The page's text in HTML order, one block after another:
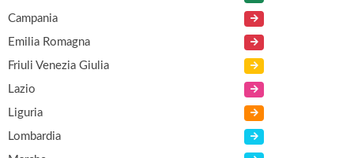
Campania
Emilia Romagna
Friuli Venezia Giulia
Lazio
Liguria
Lombardia